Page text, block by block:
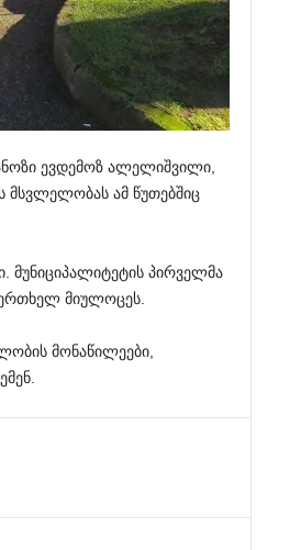
ევდემოზ ალელიშვილი,
ამ წუთებშიც
მუნიციპალიტეტის პირველმა
მიულოცეს.
მონაწილეები,